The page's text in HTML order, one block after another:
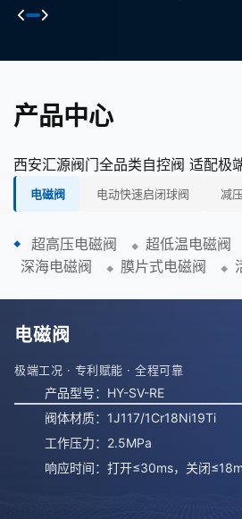
产品中心
西安汇源阀门全品类自控阀 适配极
电磁阀 电动快速启闭球阀 减
超高压电磁阀 超低温电磁阀
深海电磁阀
膜片式电磁阀
电磁阀
极端工况 · 专利赋能 · 全程可靠
产品型号：HY-SV-RE
阀体材质：1J117/1Cr18Ni19Ti
工作压力：2.5MPa
响应时间：打开≤30ms，关闭